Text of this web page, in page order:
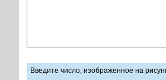
Введите число, изображенное на